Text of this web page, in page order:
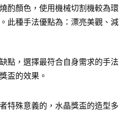
酌顏色，使用機械切割機較為環
此種手法優點為：漂亮美觀、減
點，選擇最符合自身需求的手法
盃的效果。
特殊意義的，水晶獎盃的造型多